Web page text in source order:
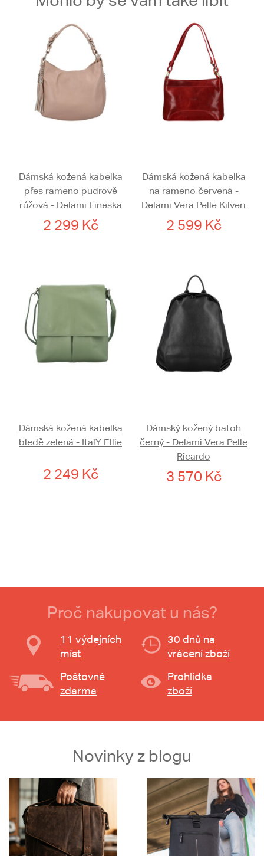
Dámská kožená kabelka
přes rameno pudrově
růžová - Delami Fineska
2 299 Kč
Dámská kožená kabelka
na rameno červená -
Delami Vera Pelle Kilveri
2 599 Kč
Dámská kožená kabelka
bledě zelená - ItalY Ellie
2 249 Kč
Dámský kožený batoh
černý - Delami Vera Pelle
Ricardo
3 570 Kč
Proč nakupovat u nás?
11 výdejních
míst
30 dnů na
vrácení zboží
Poštovné
zdarma
Prohlídka
zboží
Novinky z blogu